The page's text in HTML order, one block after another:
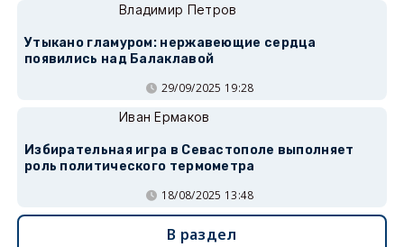
Владимир Петров
Утыкано гламуром: нержавеющие сердца
появились над Балаклавой
29/09/2025 19:28
Иван Ермаков
Избирательная игра в Севастополе выполняет
роль политического термометра
18/08/2025 13:48
В раздел